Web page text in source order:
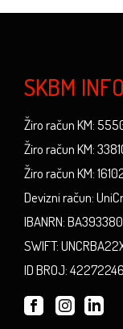
SKBM INFO
Žiro račun KM:
Žiro račun KM:
Žiro račun KM:
Devizni račun:
IBANRN:
SWIFT:
ID BROJ: